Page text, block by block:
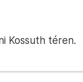
Kossuth téren.